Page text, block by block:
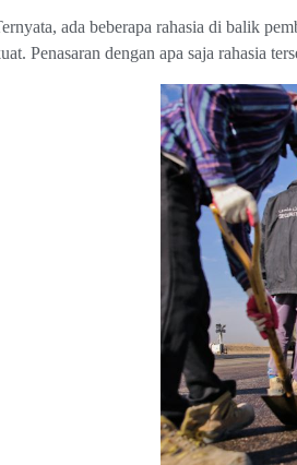
ada beberapa rahasia di balik
Penasaran dengan apa saja rahasia